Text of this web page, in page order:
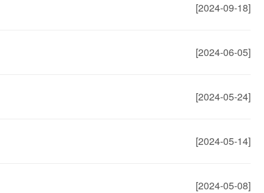
[2024-09-18]
[2024-06-05]
[2024-05-24]
[2024-05-14]
[2024-05-08]